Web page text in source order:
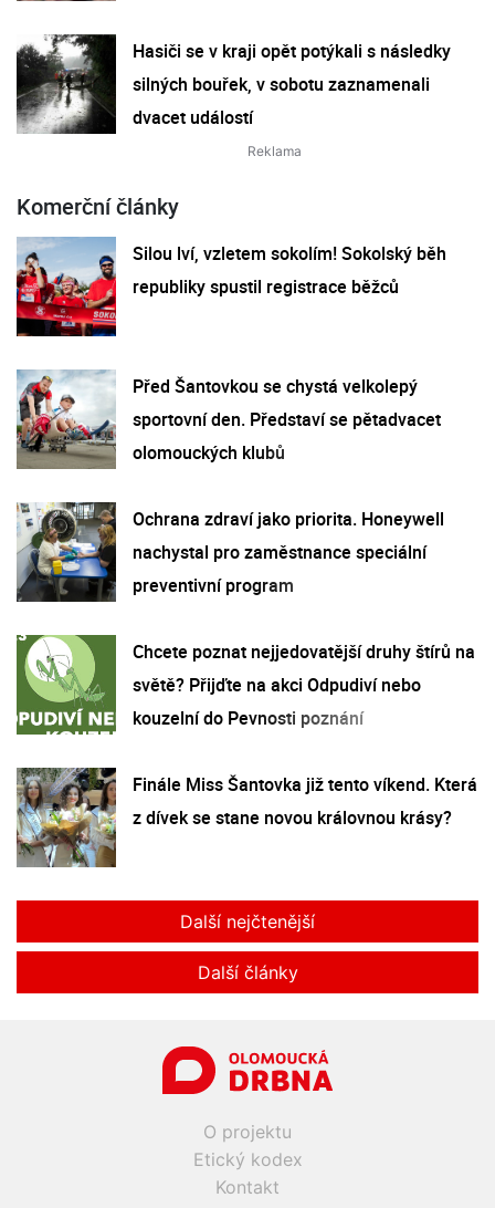
Hasiči se v kraji opět potýkali s následky
silných bouřek, v sobotu zaznamenali
dvacet událostí
Komerční články
Silou lví, vzletem sokolím! Sokolský běh
republiky spustil registrace běžců
Před Šantovkou se chystá velkolepý
sportovní den. Představí se pětadvacet
olomouckých klubů
Ochrana zdraví jako priorita. Honeywell
nachystal pro zaměstnance speciální
preventivní program
Chcete poznat nejjedovatější druhy štírů na
světě? Přijďte na akci Odpudiví nebo
kouzelní do Pevnosti poznání
Finále Miss Šantovka již tento víkend. Která
z dívek se stane novou královnou krásy?
Další nejčtenější
Další články
O projektu
Etický kodex
Kontakt